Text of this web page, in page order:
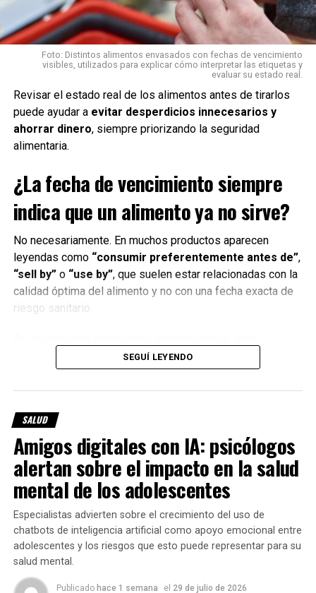
«Donar sangre es un gesto
sencillo que puede marcar
una enorme diferencia para
quienes atraviesan una
situación de salud
compleja. Buscamos
generar espacios que
faciliten este acto solidario
y construir una cultura de
donación sostenida,
entendiendo que la
necesidad de sangre existe
todos los días del año»,
expresó.
La sangre resulta indispensable para
accidentes y numerosas enfermedades, y comono
puede fabricarse artificialmente
exclusivamente de la donación voluntaria.
Además, de una sola unidad de sangre pueden obtenerse
glóbulos rojos, plasma y plaquetas, componentes que
permiten asistir a distintos pacientes según sus
necesidades.
Foto: Distintos alimentos envasados con fechas de vencimiento
visibles, utilizados para explicar cómo interpretar las etiquetas y
evaluar su estado real.
Revisar el estado real de los alimentos antes de tirarlos
puede ayudar a evitar desperdicios innecesarios y
ahorrar dinero, siempre priorizando la seguridad
alimentaria.
¿La fecha de vencimiento siempre
indica que un alimento ya no sirve?
No necesariamente. En muchos productos aparecen
leyendas como “consumir preferentemente antes de”,
“sell by”o “use by”, que suelen estar relacionadas con la
calidad óptima del alimento y no con una fecha exacta de
riesgo sanitario.
excepciones específicas como lasfórmulas infantiles
estas fechas generalmente indican hasta cuándo el
fabricante garantiza las mejores características del
Por eso, además de leer la etiqueta, es importante
evaluar el estado del alimento y cómo fue
conservado.
Cómo saber si un alimento todavía
puede consumirse
Antes de descartar un producto, conviene prestar atención
a varios aspectos:
SEGUÍ LEYENDO
SALUD
Amigos digitales con IA: psicólogos
alertan sobre el impacto en la salud
mental de los adolescentes
Especialistas advierten sobre el crecimiento del uso de
chatbots de inteligencia artificial como apoyo emocional entre
adolescentes y los riesgos que esto puede representar para su
salud mental.
Publicado hace 1 semana el 29 de julio de 2026